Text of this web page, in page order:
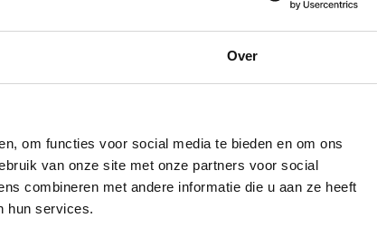
Over
om functies voor social media te bieden en om ons
van onze site met onze partners voor social
combineren met andere informatie die u aan ze heeft
hun services.
7 mei 2014| 1 min